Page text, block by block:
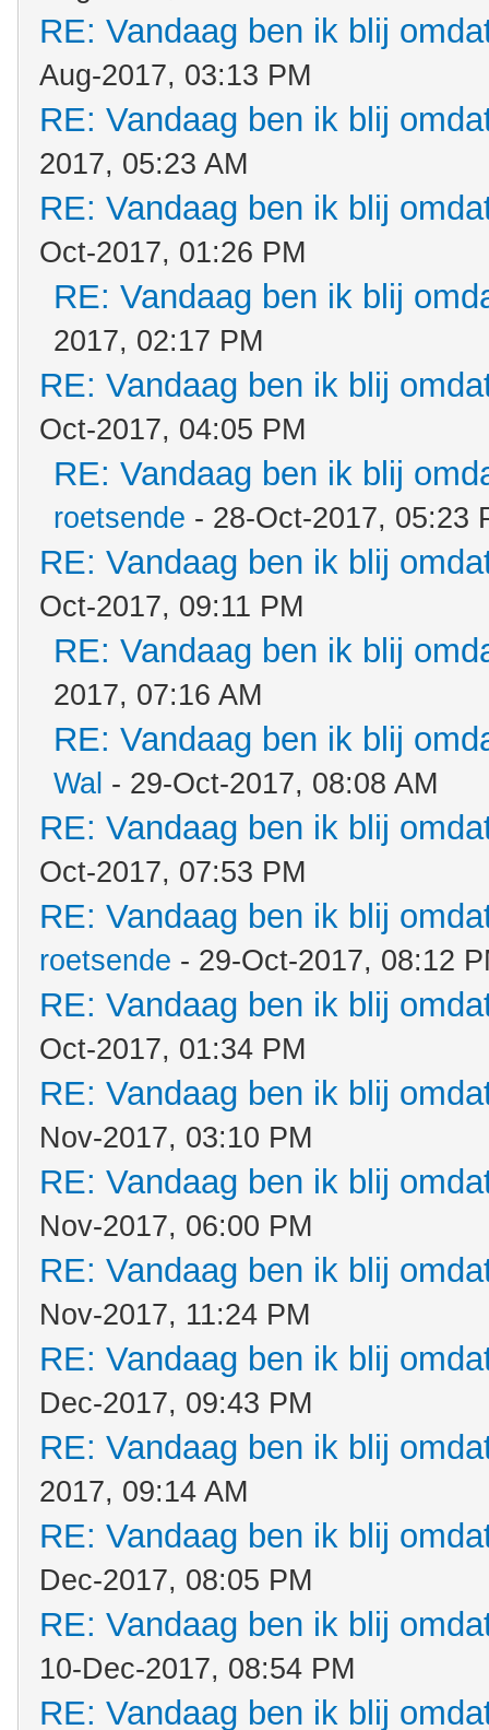
RE: Vandaag ben ik blij
Aug-2017, 03:13 PM
RE: Vandaag ben ik blij
2017, 05:23 AM
RE: Vandaag ben ik blij
Oct-2017, 01:26 PM
RE: Vandaag ben ik blij
2017, 02:17 PM
RE: Vandaag ben ik blij
Oct-2017, 04:05 PM
RE: Vandaag ben ik blij
roetsende - 28-Oct-2017, 05:23
RE: Vandaag ben ik blij
Oct-2017, 09:11 PM
RE: Vandaag ben ik blij
2017, 07:16 AM
RE: Vandaag ben ik blij
Wal - 29-Oct-2017, 08:08 AM
RE: Vandaag ben ik blij
Oct-2017, 07:53 PM
RE: Vandaag ben ik blij
roetsende - 29-Oct-2017, 08:12
RE: Vandaag ben ik blij
Oct-2017, 01:34 PM
RE: Vandaag ben ik blij
Nov-2017, 03:10 PM
RE: Vandaag ben ik blij
Nov-2017, 06:00 PM
RE: Vandaag ben ik blij
Nov-2017, 11:24 PM
RE: Vandaag ben ik blij
Dec-2017, 09:43 PM
RE: Vandaag ben ik blij
2017, 09:14 AM
RE: Vandaag ben ik blij
Dec-2017, 08:05 PM
RE: Vandaag ben ik blij
10-Dec-2017, 08:54 PM
RE: Vandaag ben ik blij